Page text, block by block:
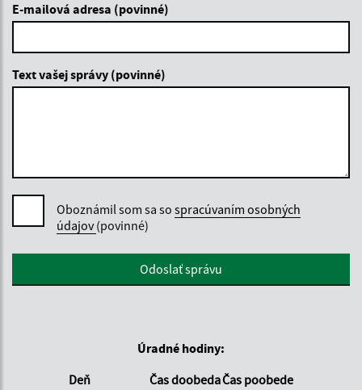
E-mailová adresa (povinné)
Text vašej správy (povinné)
Oboznámil som sa so spracúvaním osobných
údajov(povinné)
Google reCaptcha ResponseOdoslať správu
Úradné hodiny:
Deň
Čas doobedaČas poobede